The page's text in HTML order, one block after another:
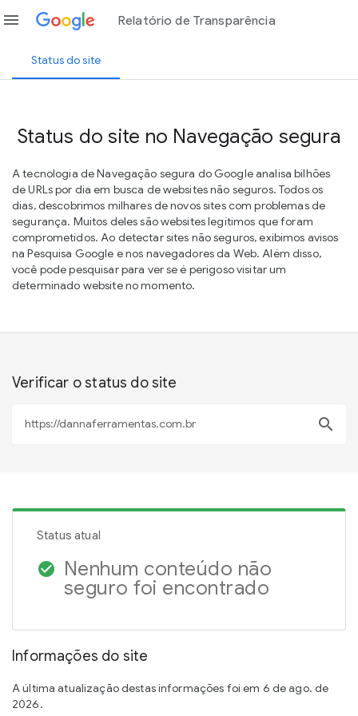
menu Relatório de Transparência
Status do site
Status do site no Navegação segura
A tecnologia de Navegação segura do Google analisa bilhões
de URLs por dia em busca de websites não seguros. Todos os
dias, descobrimos milhares de novos sites com problemas de
segurança. Muitos deles são websites legítimos que foram
comprometidos. Ao detectar sites não seguros, exibimos avisos
na Pesquisa Google e nos navegadores da Web. Além disso,
você pode pesquisar para ver se é perigoso visitar um
determinado website no momento.
Verificar o status do site
search
Status atual
check_circle Nenhum conteúdo não
seguro foi encontrado
Informações do site
A última atualização destas informações foi em 6 de ago. de
2026.